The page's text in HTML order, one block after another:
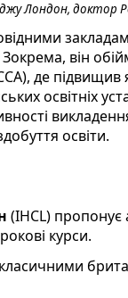
Лондон, доктор
він
де підвищив
освітніх
освіти.
(IHCL) пропонує
курси.